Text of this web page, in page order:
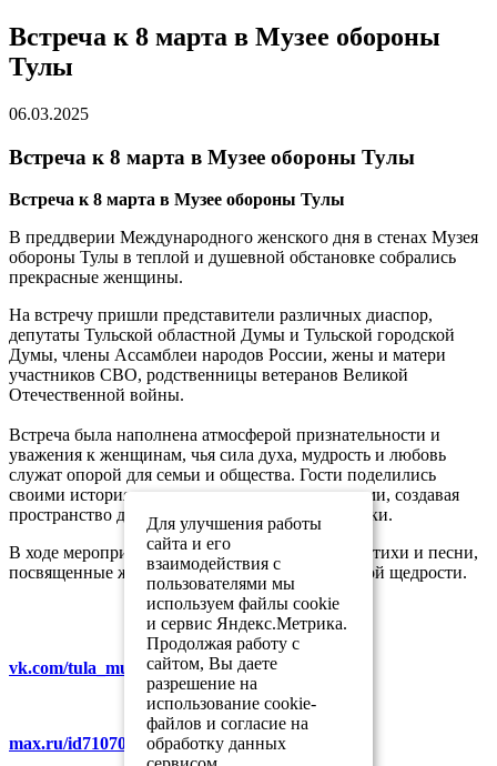
Встреча к 8 марта в Музее обороны
Тулы
06.03.2025
Встреча к 8 марта в Музее обороны Тулы
Встреча к 8 марта в Музее обороны Тулы
В преддверии Международного женского дня в стенах Музея
обороны Тулы в теплой и душевной обстановке собрались
прекрасные женщины.
На встречу пришли представители различных диаспор,
депутаты Тульской областной Думы и Тульской городской
Думы, члены Ассамблеи народов России, жены и матери
участников СВО, родственницы ветеранов Великой
Отечественной войны.
Встреча была наполнена атмосферой признательности и
уважения к женщинам, чья сила духа, мудрость и любовь
служат опорой для семьи и общества. Гости поделились
своими историями, переживаниями и надеждами, создавая
пространство для взаимопонимания и поддержки.
В ходе мероприятия прозвучали трогательные стихи и песни,
посвященные женщинам, их красоте и душевной щедрости.
vk.com/tula_museum_association
max.ru/id7107007481_gos
Для улучшения работы
сайта и его
взаимодействия с
пользователями мы
используем файлы cookie
и сервис Яндекс.Метрика.
Продолжая работу с
сайтом, Вы даете
разрешение на
использование cookie-
файлов и согласие на
обработку данных